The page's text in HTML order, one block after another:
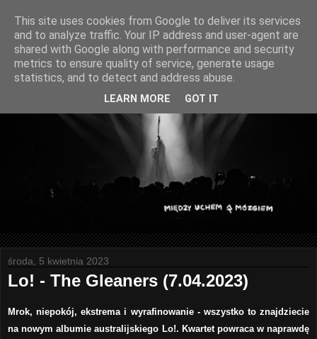
środa, 5 kwietnia 2023
Lo! - The Gleaners (7.04.2023)
Mrok, niepokój, ekstrema i wyrafinowanie - wszystko to znajdziecie
na nowym albumie australijskiego Lo!. Kwartet powraca w naprawdę
This site uses cookies from Google to deliver its services
and to analyze traffic. Your IP address and user-agent are
shared with Google along with performance and security
metrics to ensure quality of service, generate usage
statistics, and to detect and address abuse.
LEARN MORE GOT IT